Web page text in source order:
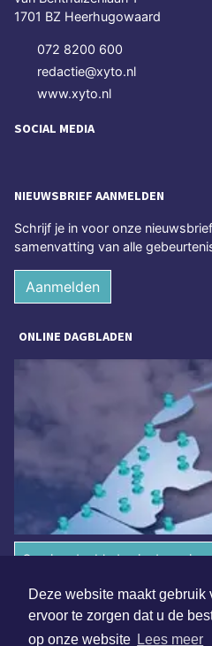
Deze website maakt gebruik
ervoor te zorgen dat u de
op onze website Lees meer
1701 BZ Heerhugowaard
072 8200 600
redactie@xyto.nl
www.xyto.nl
SOCIAL MEDIA
NIEUWSBRIEF AANMELDEN
Schrijf je in voor onze
samenvatting van alle
Aanmelden
ONLINE DAGBLADEN
Overige dagbladen in de regio
Algemene voorwaarden